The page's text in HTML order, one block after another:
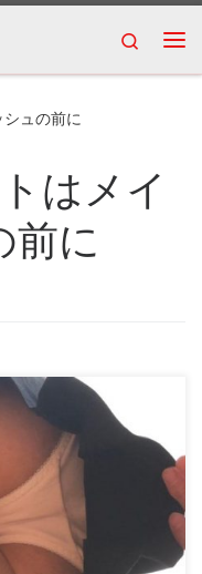
Search
シュの前に
はメイ
前に
＝クエスト内容＝＝
ュの前に ＝＝＝＝
インディッシュは
ンを狙え 今夜のお
ると 好みの味には
腹ごなしの運動に
か デザートはメイ
キル開発 ・顔撮りを